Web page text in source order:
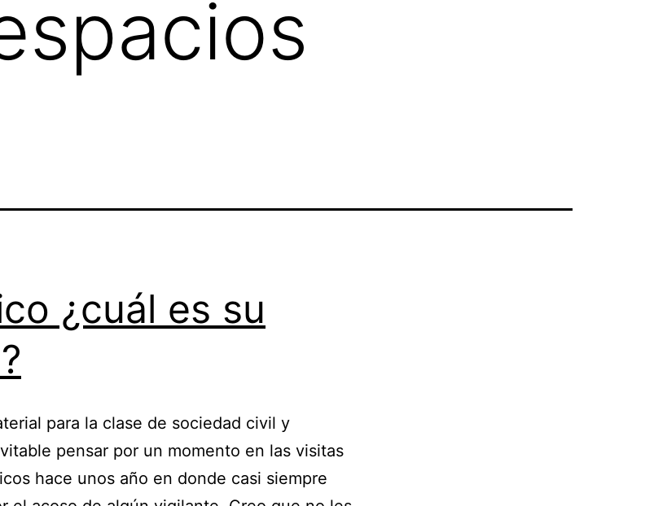
¿cuál es su
para la clase de sociedad civil y
pensar por un momento en las visitas
hace unos año en donde casi siempre